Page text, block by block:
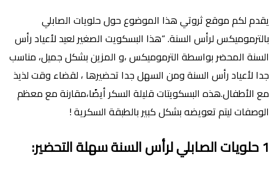
يقدم لكم موقع ثروتي هذا الموضوع حول حلويات الصابلي
بالترموميكس لرأس السنة. “هذا البسكويت الصغير لعيد ﻷعياد رأس
السنة المحضر بواسطة الترموميكس ،و المزين بشكل جميل، مناسب
جدا ﻷعياد رأس السنة ومن السهل جدا تحضيرها ، لقضاء وقت لذيذ
مع الأطفال.هذه البسكويتات قليلة السكر أيضًا،مقارنة مع معظم
الوصفات ليتم تعويضه بشكل كبير بالطبقة السكرية !
1حلويات الصابلي لرأس السنة سهلة التحضير: